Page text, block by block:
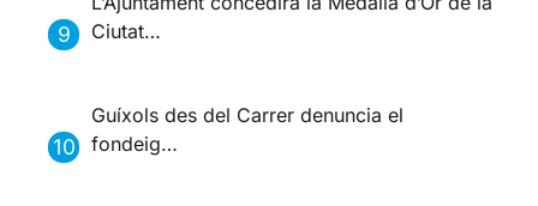
Ciutat…
Guíxols des del Carrer denuncia el
fondeig…